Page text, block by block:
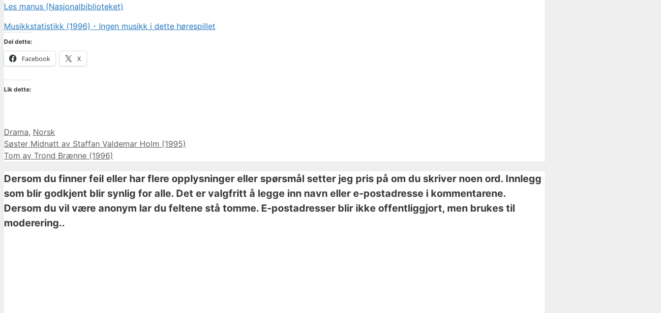
Les manus (Nasjonalbiblioteket)
Musikkstatistikk (1996) - Ingen musikk i dette hørespillet
Del dette:
Facebook X
Lik dette:
Kategorier
Drama, Norsk
Søster Midnatt av Staffan Valdemar Holm (1995)
Tom av Trond Brænne (1996)
Dersom du finner feil eller har flere opplysninger eller spørsmål setter jeg pris på om du skriver noen ord. Innlegg
som blir godkjent blir synlig for alle. Det er valgfritt å legge inn navn eller e-postadresse i kommentarene.
Dersom du vil være anonym lar du feltene stå tomme. E-postadresser blir ikke offentliggjort, men brukes til
moderering..